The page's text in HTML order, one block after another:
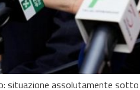
situazione assolutamente